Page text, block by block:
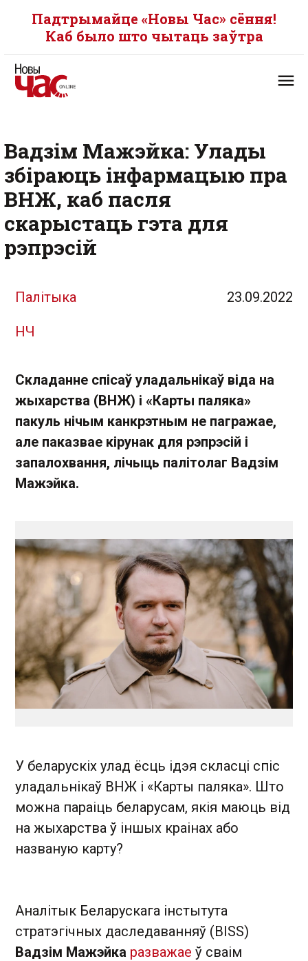
Падтрымайце «Новы Час» сёння!
Каб было што чытаць заўтра
Вадзім Мажэйка: Улады
збіраюць інфармацыю пра
ВНЖ, каб пасля
скарыстаць гэта для
рэпрэсій
Палітыка 23.09.2022
НЧ
Складанне спісаў уладальнікаў віда на
жыхарства (ВНЖ) і «Карты паляка»
пакуль нічым канкрэтным не пагражае,
але паказвае кірунак для рэпрэсій і
запалохвання, лічыць палітолаг Вадзім
Мажэйка.
У беларускіх улад ёсць ідэя скласці спіс
уладальнікаў ВНЖ і «Карты паляка». Што
можна параіць беларусам, якія маюць від
на жыхарства ў іншых краінах або
названую карту?
Аналітык Беларускага інстытута
стратэгічных даследаванняў (BISS)
Вадзім Мажэйка разважае ў сваім